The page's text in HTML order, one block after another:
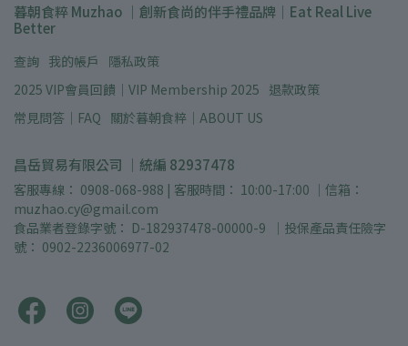
暮朝食粹 Muzhao ｜創新食尚的伴手禮品牌｜Eat Real Live
Better
查詢 我的帳戶
隱私政策
2025 VIP會員回饋｜VIP Membership 2025 退款政策
常見問答｜FAQ 關於暮朝食粹｜ABOUT US
昌岳貿易有限公司 ｜統編 82937478
客服專線： 0908-068-988 | 客服時間： 10:00-17:00 ｜信箱：
muzhao.cy@gmail.com
食品業者登錄字號： D-182937478-00000-9  ｜投保產品責任險字
號： 0902-2236006977-02